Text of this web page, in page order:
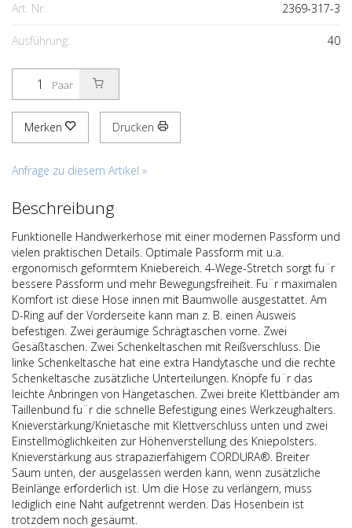
Art. Nr: 2369-317-3
Ausführung: 40
Paar
Merken Drucken
Anfrage zu diesem Artikel »
Beschreibung
Funktionelle Handwerkerhose mit einer modernen Passform und
vielen praktischen Details. Optimale Passform mit u.a.
ergonomisch geformtem Kniebereich. 4-Wege-Stretch sorgt fu¨r
bessere Passform und mehr Bewegungsfreiheit. Fu¨r maximalen
Komfort ist diese Hose innen mit Baumwolle ausgestattet. Am
D-Ring auf der Vorderseite kann man z. B. einen Ausweis
befestigen. Zwei geräumige Schrägtaschen vorne. Zwei
Gesäßtaschen. Zwei Schenkeltaschen mit Reißverschluss. Die
linke Schenkeltasche hat eine extra Handytasche und die rechte
Schenkeltasche zusätzliche Unterteilungen. Knöpfe fu¨r das
leichte Anbringen von Hängetaschen. Zwei breite Klettbänder am
Taillenbund fu¨r die schnelle Befestigung eines Werkzeughalters.
Knieverstärkung/Knietasche mit Klettverschluss unten und zwei
Einstellmöglichkeiten zur Höhenverstellung des Kniepolsters.
Knieverstärkung aus strapazierfähigem CORDURA®. Breiter
Saum unten, der ausgelassen werden kann, wenn zusätzliche
Beinlänge erforderlich ist. Um die Hose zu verlängern, muss
lediglich eine Naht aufgetrennt werden. Das Hosenbein ist
trotzdem noch gesäumt.